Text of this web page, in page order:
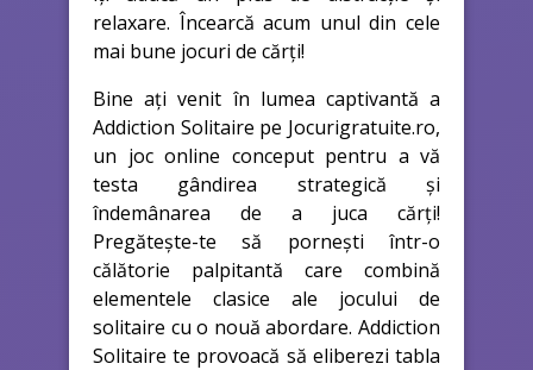
relaxare. Încearcă acum unul din cele
mai bune jocuri de cărţi!
Bine ați venit în lumea captivantă a
Addiction Solitaire pe Jocurigratuite.ro,
un joc online conceput pentru a vă
testa gândirea strategică și
îndemânarea de a juca cărți!
Pregătește-te să pornești într-o
călătorie palpitantă care combină
elementele clasice ale jocului de
solitaire cu o nouă abordare. Addiction
Solitaire te provoacă să eliberezi tabla